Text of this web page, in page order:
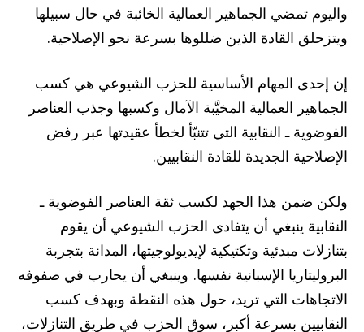
واليوم تمضي الجماهير العمالية الخائبة في حال سبيلها
ويتزحلق القادة الذين ضللوها بسرعة نحو الإصلاحية.
إن إحدى المهام الأساسية للحزب الشيوعي هي كسب
الجماهير العمالية المخيَّبة الآمال وكسبها وجذب العناصر
الفوضوية ـ النقابية التي تتنبّأ لخطأ عقيدتها عبر رفض
الإصلاحية الجديدة للقادة النقابيين.
ولكن ضمن هذا الجهد لكسب ثقة العناصر الفوضوية ـ
النقابية ينبغي أن يتفادى الحزب الشيوعي أن يقوم
بتنازلات مبدئية وتكتيكية لإيديولوجيتها، المدانة بتجربة
البروليتاريا الإسبانية نفسها. وينبغي أن يحارب في صفوفه
الاتجاهات التي تريد، حول هذه النقطة وبهدف كسب
النقابيين بسرعة أكبر، سوق الحزب في طريق التنازلات،